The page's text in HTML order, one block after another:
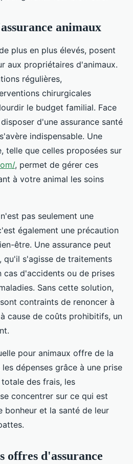
animaux
plus en plus élevés, posent
aux propriétaires d'animaux.
régulières,
chirurgicales
le budget familial. Face
d'une assurance santé
indispensable. Une
telle que celles proposées sur
, permet de gérer ces
à votre animal les soins
pas seulement une
également une précaution
être. Une assurance peut
qu'il s'agisse de traitements
cas d'accidents ou de prises
Sans cette solution,
contraints de renoncer à
cause de coûts prohibitifs, un
pour animaux offre de la
dépenses grâce à une prise
des frais, les
concentrer sur ce qui est
bonheur et la santé de leur
offres d'assurance